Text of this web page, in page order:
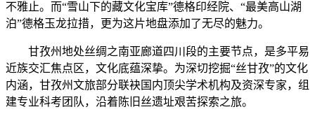
不雅止。而“雪山下的藏文化宝库”德格印经院、“最美高山湖
泊”德格玉龙拉措，更为这片地盘添加了无尽的魅力。
甘孜州地处丝绸之南亚廊道四川段的主要节点，是多平易
近族交汇焦点区，文化底蕴深挚。为深切挖掘“丝甘孜”的文化
内涵，甘孜州文旅部分联袂国内顶尖学术机构及资深专家，组
建专业科考团队，沿着陈旧丝遗址艰苦探索之旅。